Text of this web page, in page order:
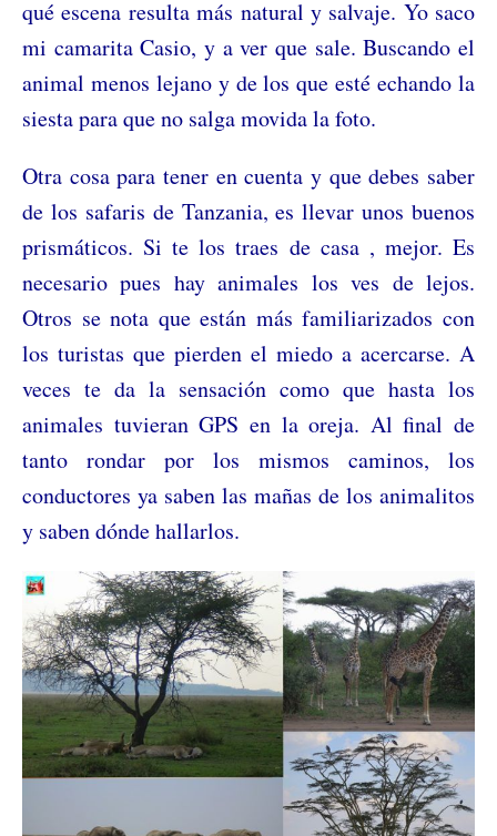
qué escena resulta más natural y salvaje. Yo saco
mi camarita Casio, y a ver que sale. Buscando el
animal menos lejano y de los que esté echando la
siesta para que no salga movida la foto.
Otra cosa para tener en cuenta y que debes saber
de los safaris de Tanzania, es llevar unos buenos
prismáticos. Si te los traes de casa , mejor. Es
necesario pues hay animales los ves de lejos.
Otros se nota que están más familiarizados con
los turistas que pierden el miedo a acercarse. A
veces te da la sensación como que hasta los
animales tuvieran GPS en la oreja. Al final de
tanto rondar por los mismos caminos, los
conductores ya saben las mañas de los animalitos
y saben dónde hallarlos.